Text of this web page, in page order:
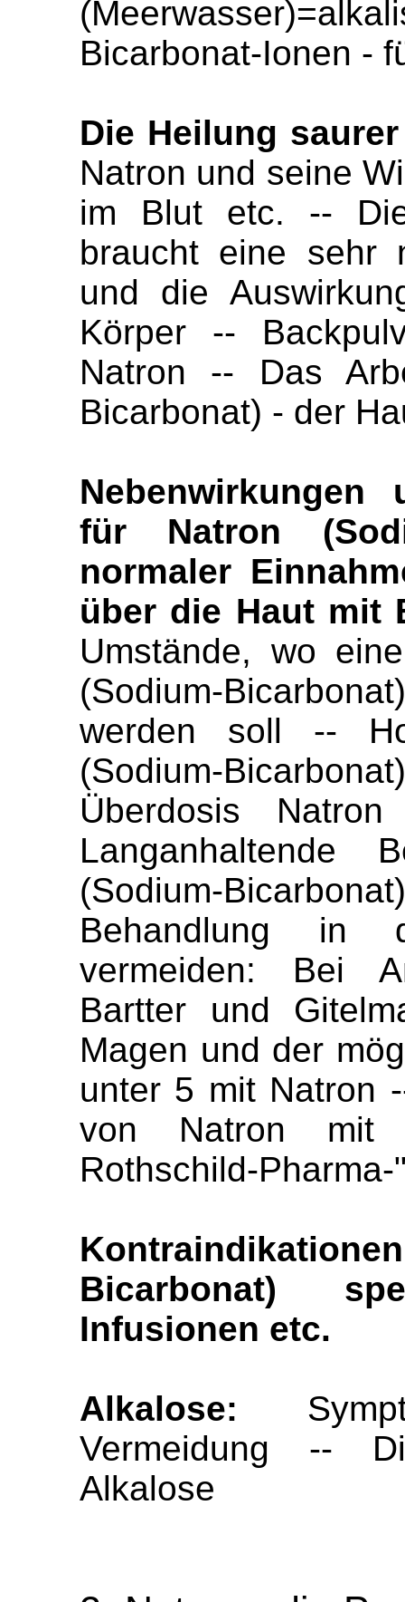
Bicarbonat-Ionen -
Die Heilung
Natron und seine
im Blut etc. --
braucht eine sehr
und die
Körper --
Natron -- Das
Bicarbonat) - der
Nebenwirkungen
für Natron
normaler
über die Haut mit
Umstände, wo
(Sodium-
werden soll --
(Sodium-
Überdosis
Langanhaltende
(Sodium-
Behandlung in
vermeiden: Bei
Bartter und
Magen und der
unter 5 mit Natron
von Natron mit
Rothschild-
Bicarbonat)
Infusionen etc.
Alkalose:
Vermeidung --
Alkalose